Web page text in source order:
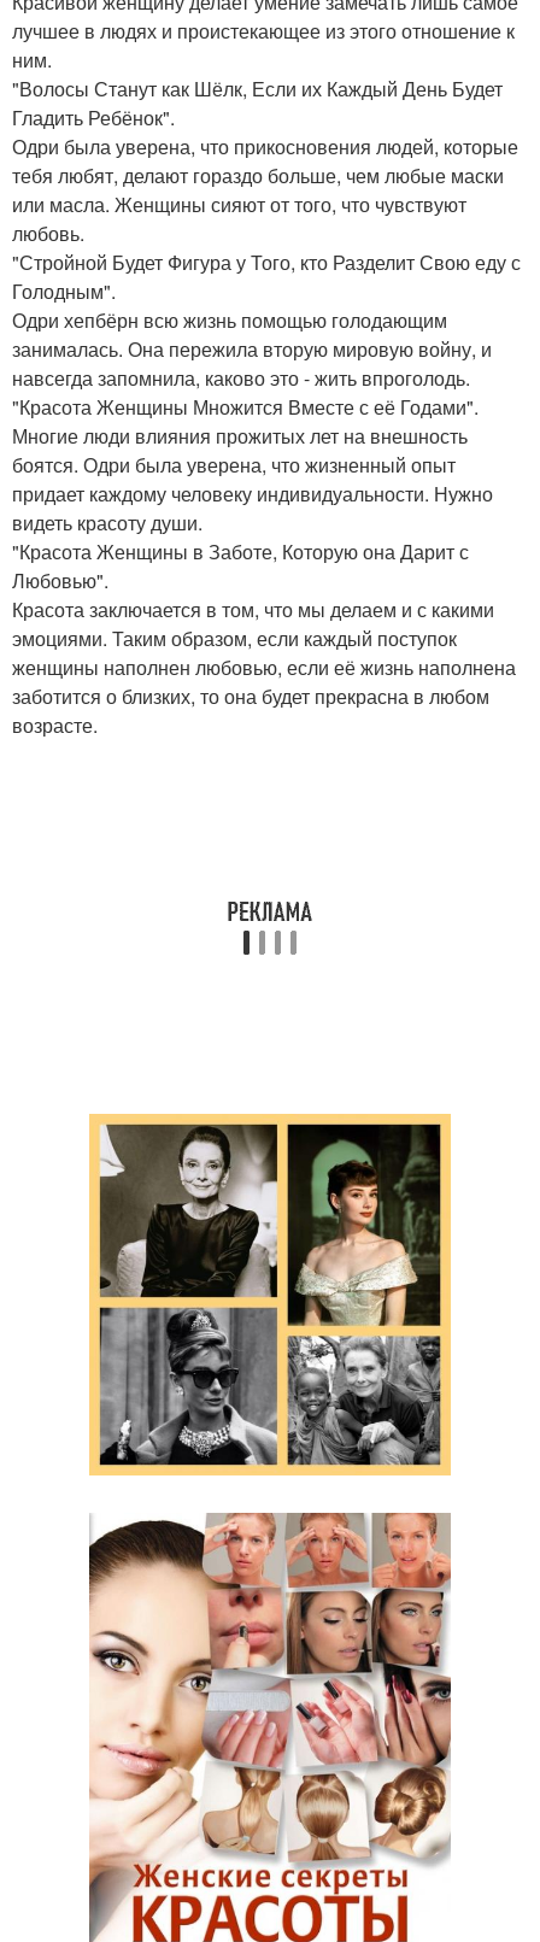
лучшее в людях и проистекающее из этого отношение к
ним.
"Волосы Станут как Шёлк, Если их Каждый День Будет
Гладить Ребёнок".
Одри была уверена, что прикосновения людей, которые
тебя любят, делают гораздо больше, чем любые маски
или масла. Женщины сияют от того, что чувствуют
любовь.
"Стройной Будет Фигура у Того, кто Разделит Свою еду с
Голодным".
Одри хепбёрн всю жизнь помощью голодающим
занималась. Она пережила вторую мировую войну, и
навсегда запомнила, каково это - жить впроголодь.
"Красота Женщины Множится Вместе с её Годами".
Многие люди влияния прожитых лет на внешность
боятся. Одри была уверена, что жизненный опыт
придает каждому человеку индивидуальности. Нужно
видеть красоту души.
"Красота Женщины в Заботе, Которую она Дарит с
Любовью".
Красота заключается в том, что мы делаем и с какими
эмоциями. Таким образом, если каждый поступок
женщины наполнен любовью, если её жизнь наполнена
заботится о близких, то она будет прекрасна в любом
возрасте.